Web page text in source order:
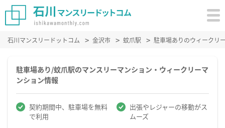
石川マンスリードットコム 金沢市 蚊爪駅 駐車場ありのウィークリ
駐車場あり/蚊爪駅のマンスリーマンション・ウィークリーマ
ンション情報
契約期間中、駐車場を無料
で利用
出張やレジャーの移動がス
ムーズ